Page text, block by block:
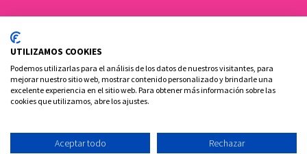
UTILIZAMOS COOKIES
Podemos utilizarlas para el análisis de los datos de nuestros visitantes, para
mejorar nuestro sitio web, mostrar contenido personalizado y brindarle una
excelente experiencia en el sitio web. Para obtener más información sobre las
cookies que utilizamos, abre los ajustes.
Aceptar todo Rechazar